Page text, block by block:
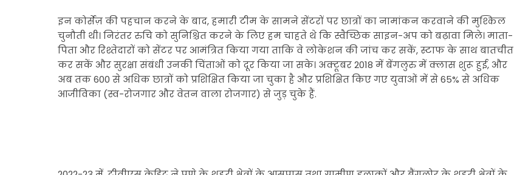
इन कोर्सेज़ की पहचान करने के बाद, हमारी टीम के सामने सेंटरों पर छात्रों का नामांकन करवाने की मुश्किल
चुनौती थी। निरंतर रुचि को सुनिश्चित करने के लिए हम चाहते थे कि स्वैच्छिक साइन-अप को बढ़ावा मिले। माता-
पिता और रिश्तेदारों को सेंटर पर आमंत्रित किया गया ताकि वे लोकेशन की जांच कर सकें, स्टाफ के साथ बातचीत
कर सकें और सुरक्षा संबंधी उनकी चिंताओं को दूर किया जा सके। अक्टूबर 2018 में बेंगलुरु में क्लास शुरू हुई, और
अब तक 600 से अधिक छात्रों को प्रशिक्षित किया जा चुका है और प्रशिक्षित किए गए युवाओं में से 65% से अधिक
आजीविका (स्व-रोजगार और वेतन वाला रोजगार) से जुड़ चुके हैं.